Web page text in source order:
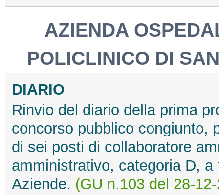
AZIENDA
POLICLINICO DI
DIARIO
Rinvio del diario della prima
concorso pubblico congiunto,
di sei posti di collaboratore
amministrativo, categoria D,
Aziende. (GU n.103 del 28-